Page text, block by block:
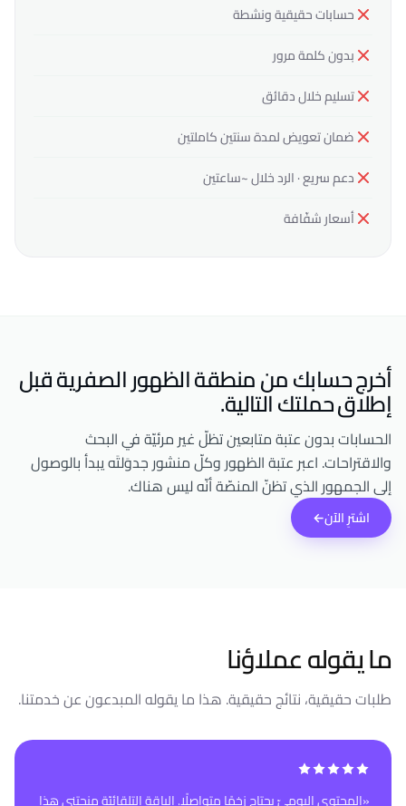
حسابات حقيقية ونشطة
بدون كلمة مرور
تسليم خلال دقائق
ضمان تعويض لمدة سنتين كاملتين
دعم سريع · الرد خلال ~ساعتين
أسعار شفّافة
أخرج حسابك من منطقة الظهور الصفرية قبل
إطلاق حملتك التالية.
الحسابات بدون عتبة متابعين تظلّ غير مرئيّة في البحث
والاقتراحات. اعبر عتبة الظهور وكلّ منشور جدوَلتَه يبدأ بالوصول
إلى الجمهور الذي تظنّ المنصّة أنّه ليس هناك.
اشترِ الآن←
ما يقوله عملاؤنا
طلبات حقيقية، نتائج حقيقية. هذا ما يقوله المبدعون عن خدمتنا.
«المحتوى اليوميّ يحتاج زخمًا متواصلًا. الباقة التلقائيّة منحتني هذا